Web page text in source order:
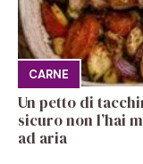
CARNE
Un petto di
sicuro non l’hai
ad aria